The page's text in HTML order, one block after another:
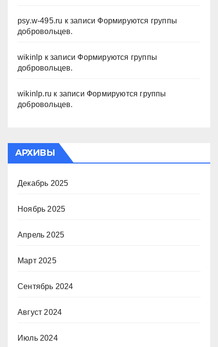
psy.w-495.ru к записи Формируются группы
добровольцев.
wikinlp к записи Формируются группы
добровольцев.
wikinlp.ru к записи Формируются группы
добровольцев.
АРХИВЫ
Декабрь 2025
Ноябрь 2025
Апрель 2025
Март 2025
Сентябрь 2024
Август 2024
Июль 2024